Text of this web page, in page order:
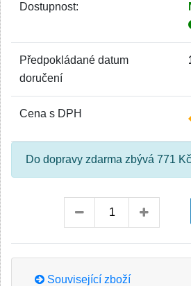
Dostupnost:
Předpokládané datum
doručení
Cena s DPH
Do dopravy zdarma zbývá 771 Kč
Související zboží